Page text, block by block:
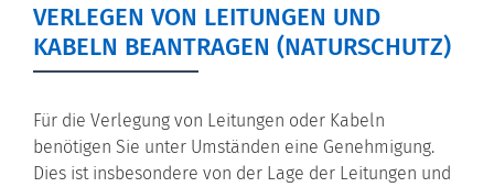
VERLEGEN VON LEITUNGEN UND
KABELN BEANTRAGEN (NATURSCHUTZ)
Für die Verlegung von Leitungen oder Kabeln
benötigen Sie unter Umständen eine Genehmigung.
Dies ist insbesondere von der Lage der Leitungen und